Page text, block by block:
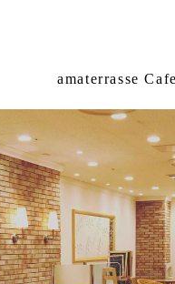
amaterrasse